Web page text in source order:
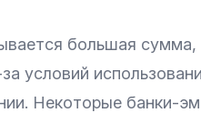
большая
условий
Некоторые банки-